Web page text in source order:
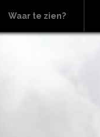
Waar te zien?